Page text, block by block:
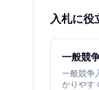
入札に役
一般競
一般競争
かりやす